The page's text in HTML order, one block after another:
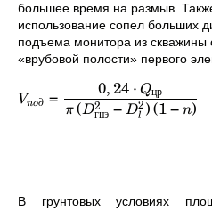
большее время на размыв.
использование сопел больших
подъема монитора из скважины
«врубовой полости» первого
Vno∂ =
π (Dгцэ
2 − Dl
2)(1− n)
0,24 ⋅ Qцр
В грунтовых условиях